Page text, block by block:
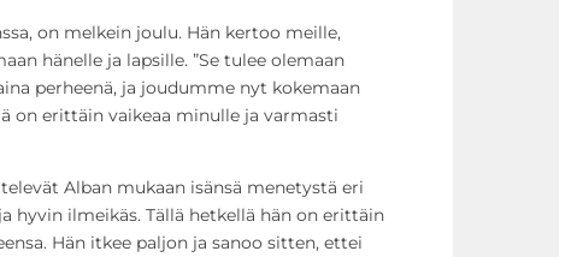
j
a
p
i
e
m
m
on melkein joulu. Hän kertoo meille,
hänelle ja lapsille. ”Se tulee olemaan
perheenä, ja joudumme nyt kokemaan
on erittäin vaikeaa minulle ja varmasti
Alban mukaan isänsä menetystä eri
hyvin ilmeikäs. Tällä hetkellä hän on erittäin
Hän itkee paljon ja sanoo sitten, ettei